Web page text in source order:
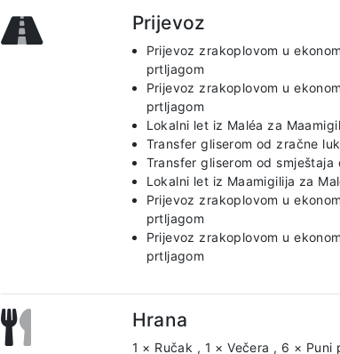
Prijevoz
Prijevoz zrakoplovom u
prtljagom
Prijevoz zrakoplovom u
prtljagom
Lokalni let iz Maléa za
Transfer gliserom od zračne
Transfer gliserom od smještaja
Lokalni let iz Maamigilija za
Prijevoz zrakoplovom u
prtljagom
Prijevoz zrakoplovom u
prtljagom
Hrana
1 × Ručak , 1 × Večera , 6 × Puni